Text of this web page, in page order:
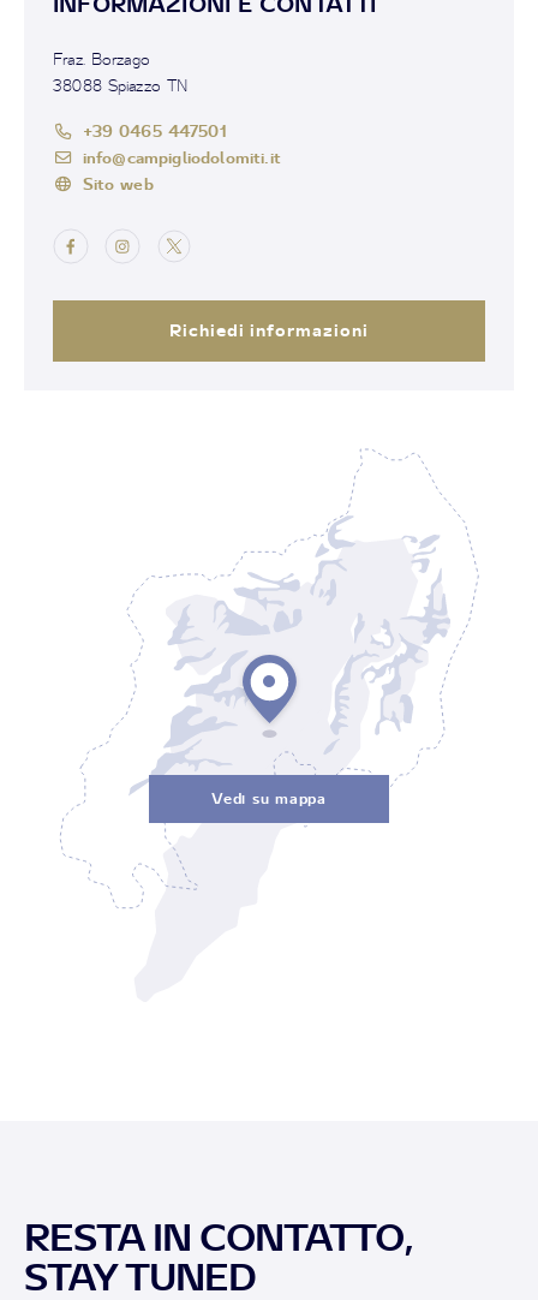
Fraz. Borzago
38088 Spiazzo TN
+39 0465 447501
info@campigliodolomiti.it
Sito web
Richiedi informazioni
Vedi su mappa
RESTA IN CONTATTO,
STAY TUNED